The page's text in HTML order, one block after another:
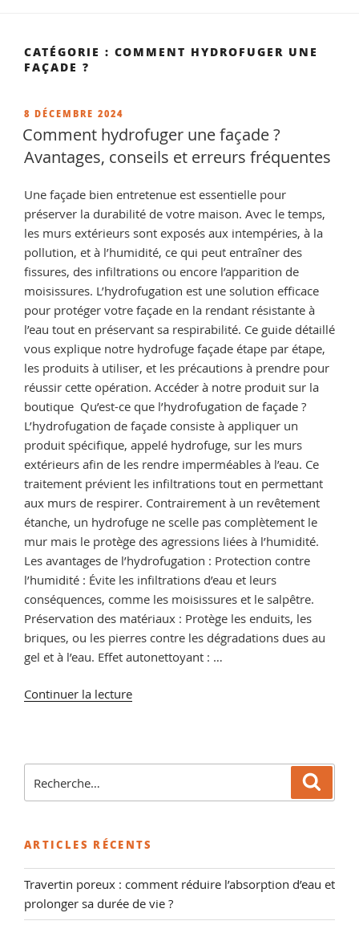
CATÉGORIE : COMMENT HYDROFUGER UNE
FAÇADE ?
PUBLIÉ
LE
8 DÉCEMBRE 2024
Comment hydrofuger une façade ?
Avantages, conseils et erreurs fréquentes
Une façade bien entretenue est essentielle pour
préserver la durabilité de votre maison. Avec le temps,
les murs extérieurs sont exposés aux intempéries, à la
pollution, et à l’humidité, ce qui peut entraîner des
fissures, des infiltrations ou encore l’apparition de
moisissures. L’hydrofugation est une solution efficace
pour protéger votre façade en la rendant résistante à
l’eau tout en préservant sa respirabilité. Ce guide détaillé
vous explique notre hydrofuge façade étape par étape,
les produits à utiliser, et les précautions à prendre pour
réussir cette opération. Accéder à notre produit sur la
boutique Qu’est-ce que l’hydrofugation de façade ?
L’hydrofugation de façade consiste à appliquer un
produit spécifique, appelé hydrofuge, sur les murs
extérieurs afin de les rendre imperméables à l’eau. Ce
traitement prévient les infiltrations tout en permettant
aux murs de respirer. Contrairement à un revêtement
étanche, un hydrofuge ne scelle pas complètement le
mur mais le protège des agressions liées à l’humidité.
Les avantages de l’hydrofugation : Protection contre
l’humidité : Évite les infiltrations d’eau et leurs
conséquences, comme les moisissures et le salpêtre.
Préservation des matériaux : Protège les enduits, les
briques, ou les pierres contre les dégradations dues au
gel et à l’eau. Effet autonettoyant : …
Continuer la lecturede
et
erreurs
fréquentes »
pour
ARTICLES RÉCENTS
Travertin poreux : comment réduire l’absorption d’eau et
prolonger sa durée de vie ?